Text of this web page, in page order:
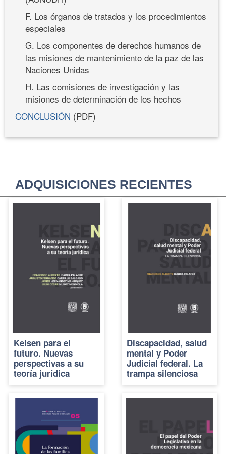
F. Los órganos de tratados y los procedimientos
especiales
G. Los componentes de derechos humanos de
las misiones de mantenimiento de la paz de las
Naciones Unidas
H. Las comisiones de investigación y las
misiones de determinación de los hechos
CONCLUSIÓN (PDF)
ADQUISICIONES RECIENTES
Kelsen para el
futuro. Nuevas
perspectivas a su
teoría jurídica
Discapacidad, salud
mental y Poder
Judicial federal. La
trampa silenciosa